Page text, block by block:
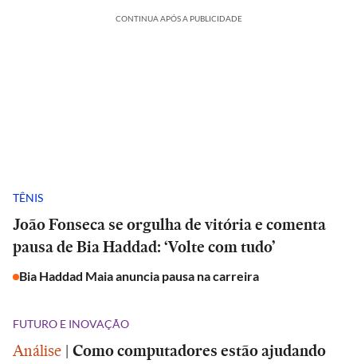
CONTINUA APÓS A PUBLICIDADE
TÊNIS
João Fonseca se orgulha de vitória e comenta
pausa de Bia Haddad: ‘Volte com tudo’
Bia Haddad Maia anuncia pausa na carreira
FUTURO E INOVAÇÃO
Análise | Como computadores estão ajudando